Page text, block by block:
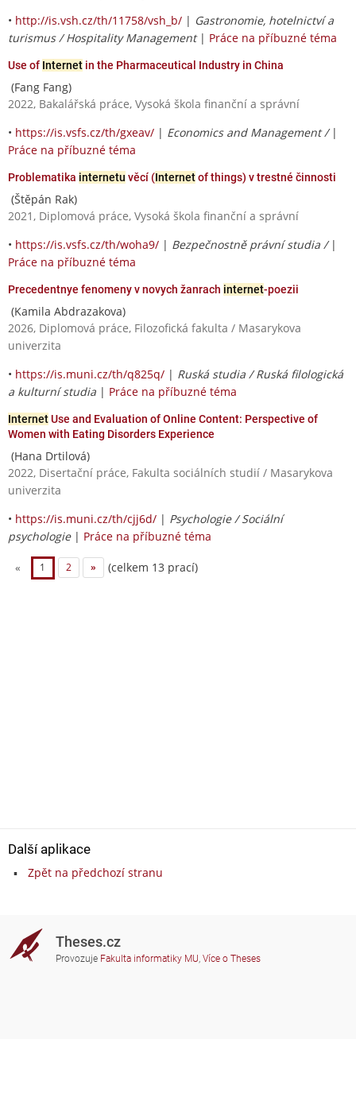
• http://is.vsh.cz/th/11758/vsh_b/ | Gastronomie, hotelnictví a
turismus / Hospitality Management| Práce na příbuzné téma
Use of Internet in the Pharmaceutical Industry in China
(Fang Fang)
2022, Bakalářská práce, Vysoká škola finanční a správní
• https://is.vsfs.cz/th/gxeav/ | Economics and Management / |
Práce na příbuzné téma
Problematika internetu věcí (Internetof things) v trestné činnosti
(Štěpán Rak)
2021, Diplomová práce, Vysoká škola finanční a správní
• https://is.vsfs.cz/th/woha9/ | Bezpečnostně právní studia / |
Práce na příbuzné téma
Precedentnye fenomeny v novych žanrach internet-poezii
(Kamila Abdrazakova)
2026, Diplomová práce, Filozofická fakulta / Masarykova
univerzita
• https://is.muni.cz/th/q825q/ | Ruská studia / Ruská filologická
a kulturní studia | Práce na příbuzné téma
InternetUse and Evaluation of Online Content: Perspective of
Women with Eating Disorders Experience
(Hana Drtilová)
2022, Disertační práce, Fakulta sociálních studií / Masarykova
univerzita
• https://is.muni.cz/th/cjj6d/ | Psychologie / Sociální
psychologie| Práce na příbuzné téma
« 1 2 » (celkem 13 prací)
Další aplikace
Zpět na předchozí stranu
Theses.cz
Provozuje Fakulta informatiky MU, Více o Theses